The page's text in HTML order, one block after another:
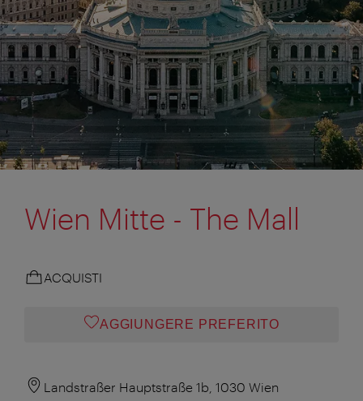
Wien Mitte - The Mall
ACQUISTI
AGGIUNGERE PREFERITO
Landstraßer Hauptstraße 1b, 1030 Wien